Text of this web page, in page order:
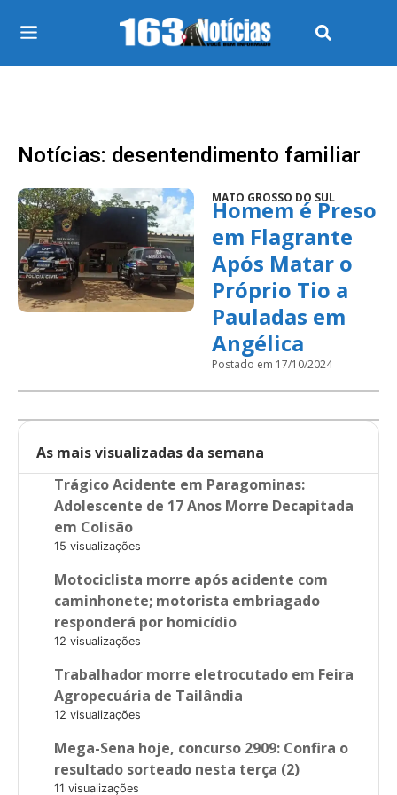
Notícias: desentendimento familiar
MATO GROSSO DO SUL
Homem é Preso
em Flagrante
Após Matar o
Próprio Tio a
Pauladas em
Angélica
Postado em 17/10/2024
As mais visualizadas da semana
Trágico Acidente em Paragominas:
Adolescente de 17 Anos Morre Decapitada
em Colisão
15 visualizações
Motociclista morre após acidente com
caminhonete; motorista embriagado
responderá por homicídio
12 visualizações
Trabalhador morre eletrocutado em Feira
Agropecuária de Tailândia
12 visualizações
Mega-Sena hoje, concurso 2909: Confira o
resultado sorteado nesta terça (2)
11 visualizações